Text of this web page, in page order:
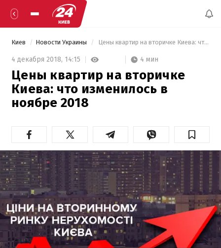
Киев Новости Украины Цены квартир на вторичке Киева: что изменилось в ноябре 2018
4 декабря 2018, 14:15 4 мин
Цены квартир на вторичке
Киева: что изменилось в
ноябре 2018